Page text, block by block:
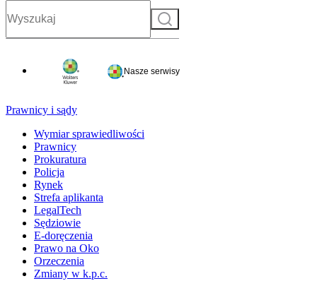
Szukaj
Nasze serwisy
Prawnicy i sądy
Wymiar sprawiedliwości
Prawnicy
Prokuratura
Policja
Rynek
Strefa aplikanta
LegalTech
Sędziowie
E-doręczenia
Prawo na Oko
Orzeczenia
Zmiany w k.p.c.